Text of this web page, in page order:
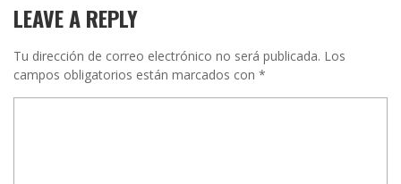
LEAVE A REPLY
Tu dirección de correo electrónico no será publicada. Los
campos obligatorios están marcados con *